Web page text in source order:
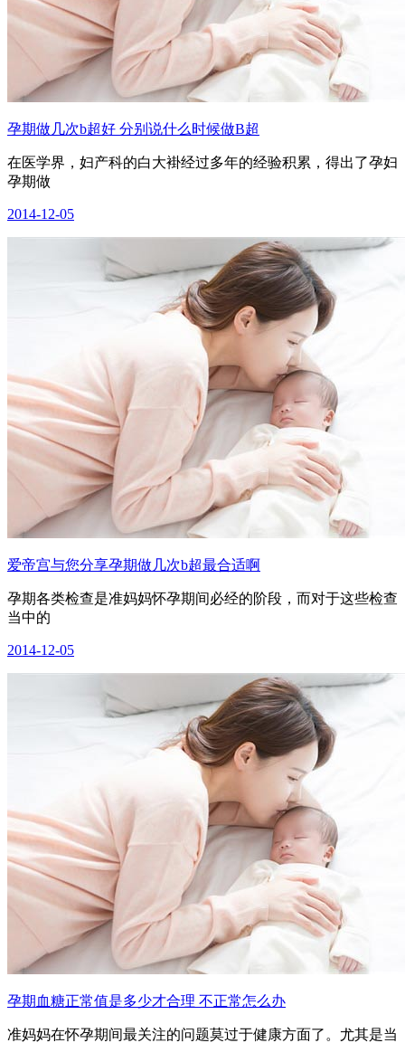
孕期做几次b超好 分别说什么时候做B超
在医学界，妇产科的白大褂经过多年的经验积累，得出了孕妇
孕期做
2014-12-05
爱帝宫与您分享孕期做几次b超最合适啊
孕期各类检查是准妈妈怀孕期间必经的阶段，而对于这些检查
当中的
2014-12-05
孕期血糖正常值是多少才合理 不正常怎么办
准妈妈在怀孕期间最关注的问题莫过于健康方面了。尤其是当